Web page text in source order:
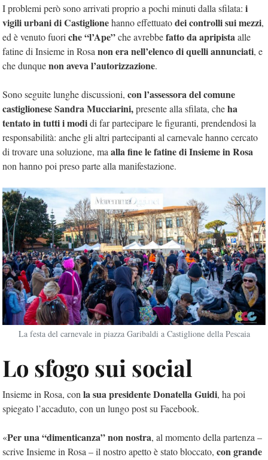
I problemi però sono arrivati proprio a pochi minuti dalla sfilata: i
vigili urbani di Castiglionehanno effettuatodei controlli sui mezzi,
ed è venuto fuori che “l’Ape”che avrebbefatto da apripistaalle
fatine di Insieme in Rosa non era nell’elenco di quelli annunciati, e
che dunquenon aveva l’autorizzazione.
Sono seguite lunghe discussioni, con l’assessora del comune
castiglionese Sandra Mucciarini,presente alla sfilata, cheha
tentato in tutti i modidi far partecipare le figuranti, prendendosi la
responsabilità: anche gli altri partecipanti al carnevale hanno cercato
di trovare una soluzione, ma alla fine le fatine di Insieme in Rosa
non hanno poi preso parte alla manifestazione.
La festa del carnevale in piazza Garibaldi a Castiglione della Pescaia
Lo sfogo sui social
Insieme in Rosa, conla sua presidente Donatella Guidi, ha poi
spiegato l’accaduto, con un lungo post su Facebook.
«Per una “dimenticanza” non nostra, al momento della partenza –
scrive Insieme in Rosa – il nostro apetto è stato bloccato, con grande